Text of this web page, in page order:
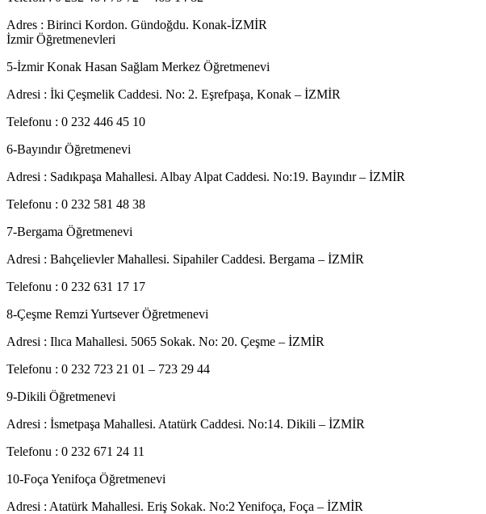
Adres : Birinci Kordon. Gündoğdu. Konak-İZMİR
İzmir Öğretmenevleri
5-İzmir Konak Hasan Sağlam Merkez Öğretmenevi
Adresi : İki Çeşmelik Caddesi. No: 2. Eşrefpaşa, Konak – İZMİR
Telefonu : 0 232 446 45 10
6-Bayındır Öğretmenevi
Adresi : Sadıkpaşa Mahallesi. Albay Alpat Caddesi. No:19. Bayındır – İZMİR
Telefonu : 0 232 581 48 38
7-Bergama Öğretmenevi
Adresi : Bahçelievler Mahallesi. Sipahiler Caddesi. Bergama – İZMİR
Telefonu : 0 232 631 17 17
8-Çeşme Remzi Yurtsever Öğretmenevi
Adresi : Ilıca Mahallesi. 5065 Sokak. No: 20. Çeşme – İZMİR
Telefonu : 0 232 723 21 01 – 723 29 44
9-Dikili Öğretmenevi
Adresi : İsmetpaşa Mahallesi. Atatürk Caddesi. No:14. Dikili – İZMİR
Telefonu : 0 232 671 24 11
10-Foça Yenifoça Öğretmenevi
Adresi : Atatürk Mahallesi. Eriş Sokak. No:2 Yenifoça, Foça – İZMİR